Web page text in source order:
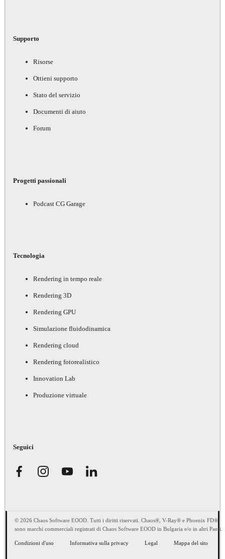
Supporto
Risorse
Ottieni supporto
Stato del servizio
Documenti di aiuto
Forum
Progetti passionali
Podcast CG Garage
Tecnologia
Rendering in tempo reale
Rendering 3D
Rendering GPU
Simulazione fluidodinamica
Rendering cloud
Rendering fotorealistico
Innovation Lab
Produzione virtuale
Seguici
© 2026 Chaos Software EOOD. Tutti i diritti riservati. Chaos®, V-Ray® e Phoenix FD®
sono marchi commerciali registrati di Chaos Software EOOD in Bulgaria e/o in altri Paesi.
Condizioni d'uso Informativa sulla privacy Legal Mappa del sito